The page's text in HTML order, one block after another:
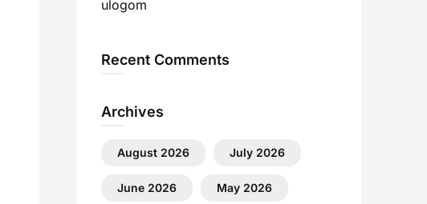
ulogom
Recent Comments
Archives
August 2026 July 2026
June 2026 May 2026